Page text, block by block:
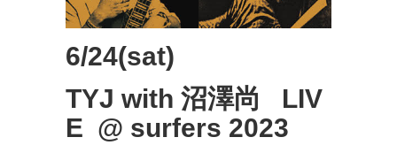
6/24(sat)
TYJ with 沼澤尚 LIV
E @ surfers 2023